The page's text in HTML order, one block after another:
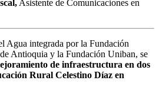
Asistente de Comunicaciones en
Agua integrada por la Fundación
Antioquia y la Fundación Uniban, se
de infraestructura en dos
Rural Celestino Díaz en